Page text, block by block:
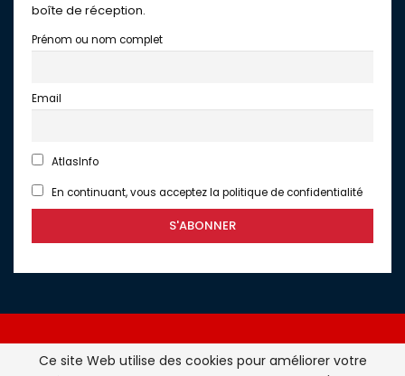
boîte de réception.
Prénom ou nom complet
Email
AtlasInfo
En continuant, vous acceptez la politique de confidentialité
Ce site Web utilise des cookies pour améliorer votre